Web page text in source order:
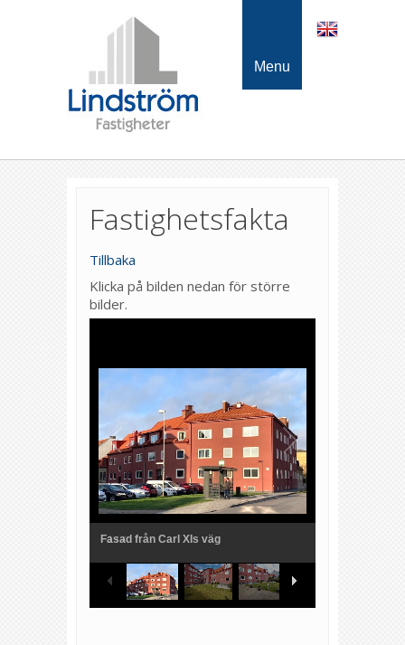
Menu
Fastighetsfakta
Tillbaka
Klicka på bilden nedan för större
bilder.
1/4
Fasad från Carl XIs väg